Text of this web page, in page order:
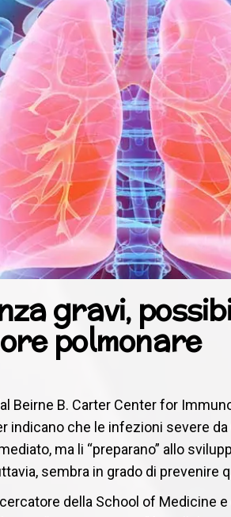
gravi,
polmonare
Beirne B. Carter Center for
indicano che le infezioni severe
ma li “preparano” allo
sembra in grado di prevenire
della School of Medicine